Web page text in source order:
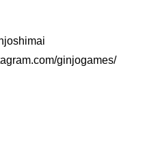
ginjogames/